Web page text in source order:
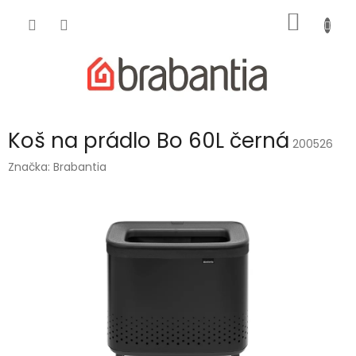
KOŠÍK
Koš na prádlo Bo 60L černá 200526
Značka: Brabantia